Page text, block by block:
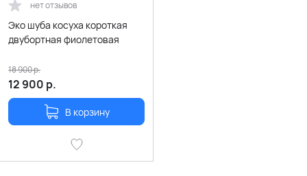
нет отзывов
Эко шуба косуха короткая
двубортная фиолетовая
12 900 р.
18 900р.
В корзину